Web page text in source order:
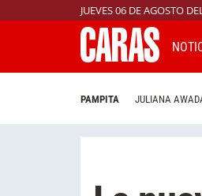
JUEVES 06 DE AGOSTO
PAMPITA JULIANA